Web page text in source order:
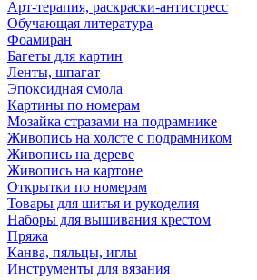
Арт-терапия, раскраски-антистресс
Обучающая литература
Фоамиран
Багеты для картин
Ленты, шпагат
Эпоксидная смола
Картины по номерам
Мозайка стразами на подрамнике
Живопись на холсте с подрамником
Живопись на дереве
Живопись на картоне
Открытки по номерам
Товары для шитья и рукоделия
Наборы для вышивания крестом
Пряжа
Канва, пяльцы, иглы
Инструменты для вязания